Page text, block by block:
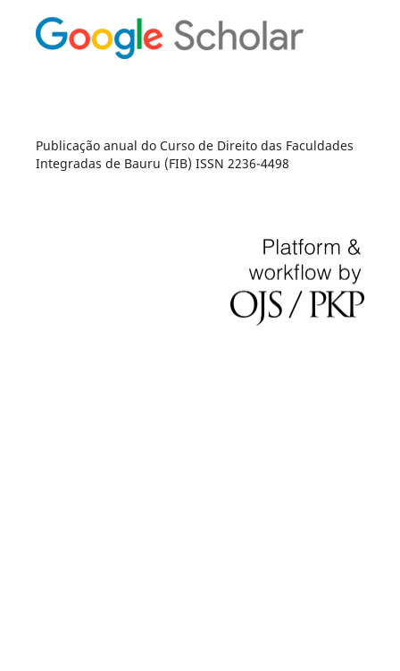
Publicação anual do Curso de Direito das Faculdades
Integradas de Bauru (FIB) ISSN 2236-4498